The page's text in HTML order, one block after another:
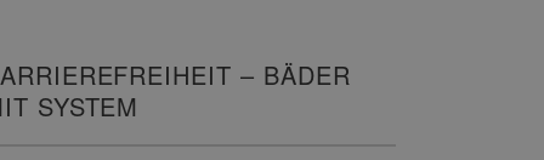
– BÄDER
SYSTEM